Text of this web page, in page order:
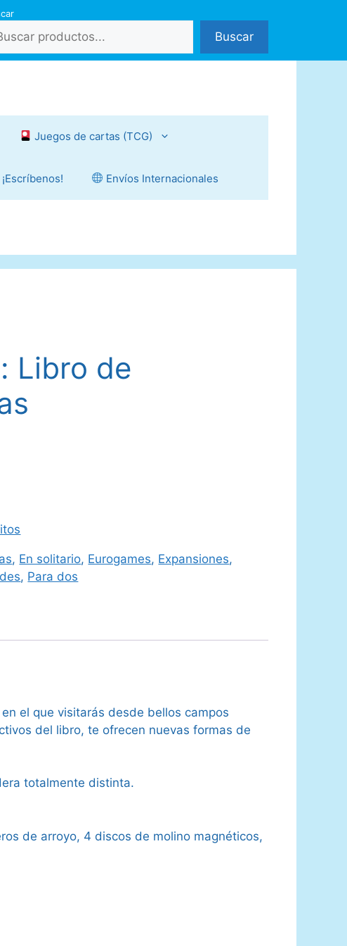
Buscar
Juegos de cartas (TCG)
Envíos Internacionales
Libro de
, En solitario, Eurogames, Expansiones,
, Para dos
el que visitarás desde bellos campos
del libro, te ofrecen nuevas formas de
totalmente distinta.
de arroyo, 4 discos de molino magnéticos,